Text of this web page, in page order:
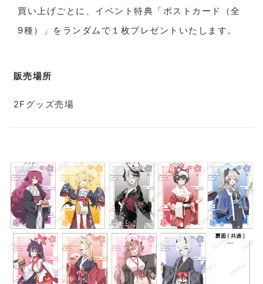
買い上げごとに、イベント特典「ポストカード（全
9種）」をランダムで１枚プレゼントいたします。
販売場所
2Fグッズ売場